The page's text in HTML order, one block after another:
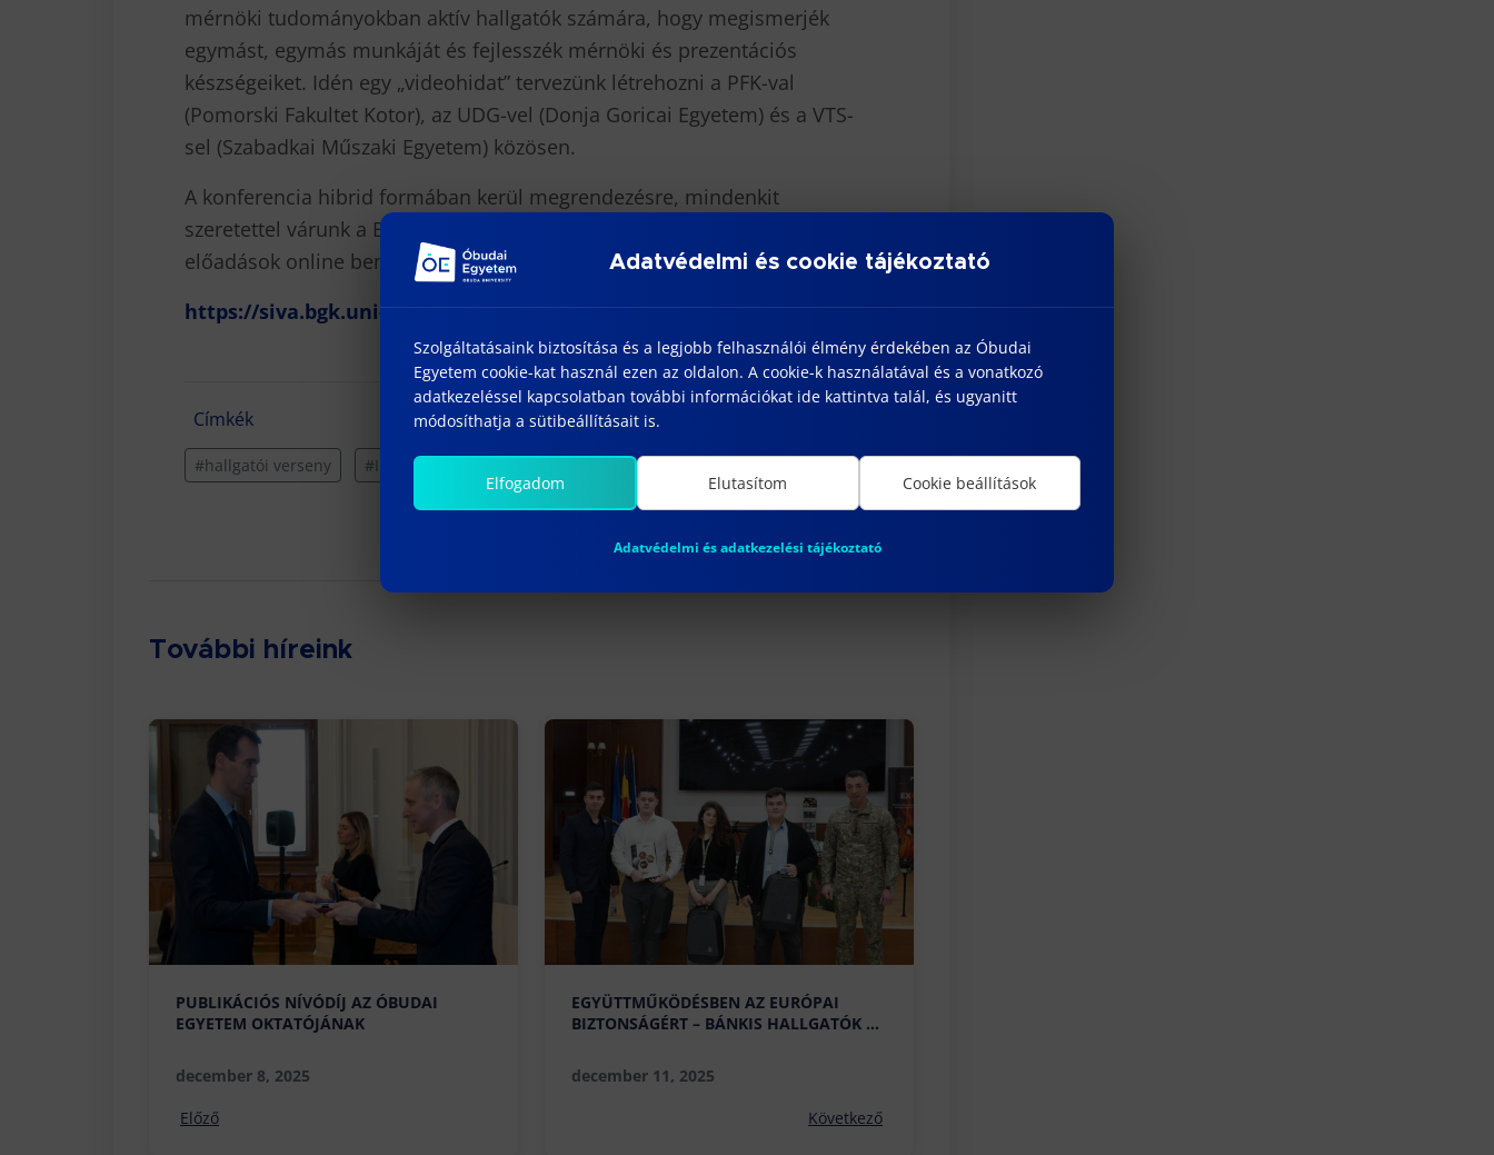
mérnöki tudományokban aktív hallgatók számára, hogy megismerjék
egymást, egymás munkáját és fejlesszék mérnöki és prezentációs
készségeiket. Idén egy „videohidat” tervezünk létrehozni a PFK-val
(Pomorski Fakultet Kotor), az UDG-vel (Donja Goricai Egyetem) és a VTS-
sel (Szabadkai Műszaki Egyetem) közösen.
A konferencia hibrid formában kerül megrendezésre, mindenkit
szeretettel várunk a Bánkin személyesen, de lehetőséget biztosítunk
előadások online bemutatására és meghallgatására is.
https://siva.bgk.uni-obuda.hu/IMSmC/2025/general_information.html
Címkék
#hallgatói verseny #IMSµC #konferencia
További híreink
PUBLIKÁCIÓS NÍVÓDÍJ AZ ÓBUDAI
EGYETEM OKTATÓJÁNAK
december 8, 2025
Előző
EGYÜTTMŰKÖDÉSBEN AZ EURÓPAI
BIZTONSÁGÉRT – BÁNKIS HALLGATÓK A
december 11, 2025
Következő
Adatvédelmi és cookie tájékoztató
Szolgáltatásaink biztosítása és a legjobb felhasználói élmény érdekében az Óbudai
Egyetem cookie-kat használ ezen az oldalon. A cookie-k használatával és a vonatkozó
adatkezeléssel kapcsolatban további információkat ide kattintva talál, és ugyanitt
módosíthatja a sütibeállításait is.
Elfogadom Elutasítom Cookie beállítások
Adatvédelmi és adatkezelési tájékoztató